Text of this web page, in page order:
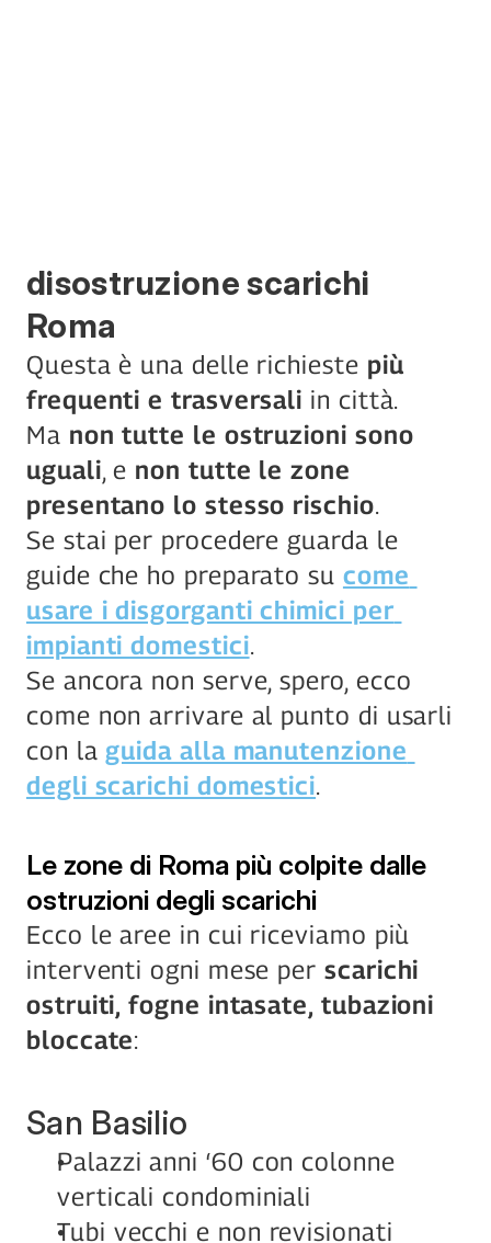
disostruzione scarichi
Roma
Questa è una delle richieste più
frequenti e trasversali in città.
Ma non tutte le ostruzioni sono
uguali, e non tutte le zone
presentano lo stesso rischio.
Se stai per procedere guarda le
guide che ho preparato su come
usare i disgorganti chimici per
impianti domestici.
Se ancora non serve, spero, ecco
come non arrivare al punto di usarli
con la guida alla manutenzione
degli scarichi domestici.
Le zone di Roma più colpite dalle
ostruzioni degli scarichi
Ecco le aree in cui riceviamo più
interventi ogni mese per scarichi
ostruiti, fogne intasate, tubazioni
bloccate:
San Basilio
Palazzi anni ‘60 con colonne
verticali condominiali
Tubi vecchi e non revisionati